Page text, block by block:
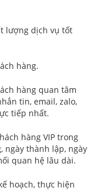
lượng dịch vụ tốt
hàng.
hàng quan tâm
tin, email, zalo,
tiếp nhất.
hàng VIP trong
ngày thành lập, ngày
quan hệ lâu dài.
hoạch, thực hiện